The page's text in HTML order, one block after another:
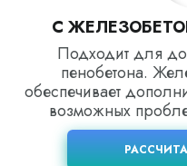
С
Подходит для
пенобетона.
обеспечивает
возможных